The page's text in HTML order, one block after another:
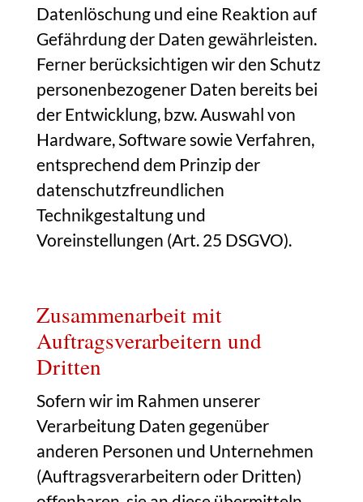
Datenlöschung und eine Reaktion auf
Gefährdung der Daten gewährleisten.
Ferner berücksichtigen wir den Schutz
personenbezogener Daten bereits bei
der Entwicklung, bzw. Auswahl von
Hardware, Software sowie Verfahren,
entsprechend dem Prinzip der
datenschutzfreundlichen
Technikgestaltung und
Voreinstellungen (Art. 25 DSGVO).
Zusammenarbeit mit
Auftragsverarbeitern und
Dritten
Sofern wir im Rahmen unserer
Verarbeitung Daten gegenüber
anderen Personen und Unternehmen
(Auftragsverarbeitern oder Dritten)